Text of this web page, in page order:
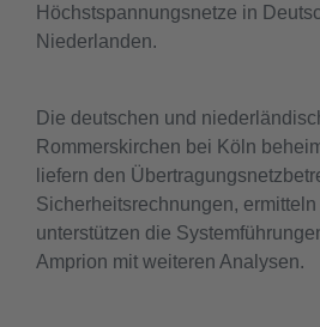
Höchstspannungsnetze in
Niederlanden.
Die deutschen und
Rommerskirchen bei Köln
liefern den
Sicherheitsrechnungen,
unterstützen die
Amprion mit weiteren Analysen.